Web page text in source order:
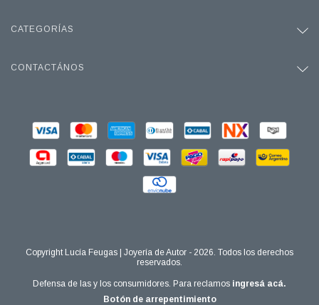
CATEGORÍAS
CONTACTÁNOS
Copyright Lucía Feugas | Joyería de Autor - 2026. Todos los derechos
reservados.
Defensa de las y los consumidores. Para reclamos ingresá acá.
Botón de arrepentimiento